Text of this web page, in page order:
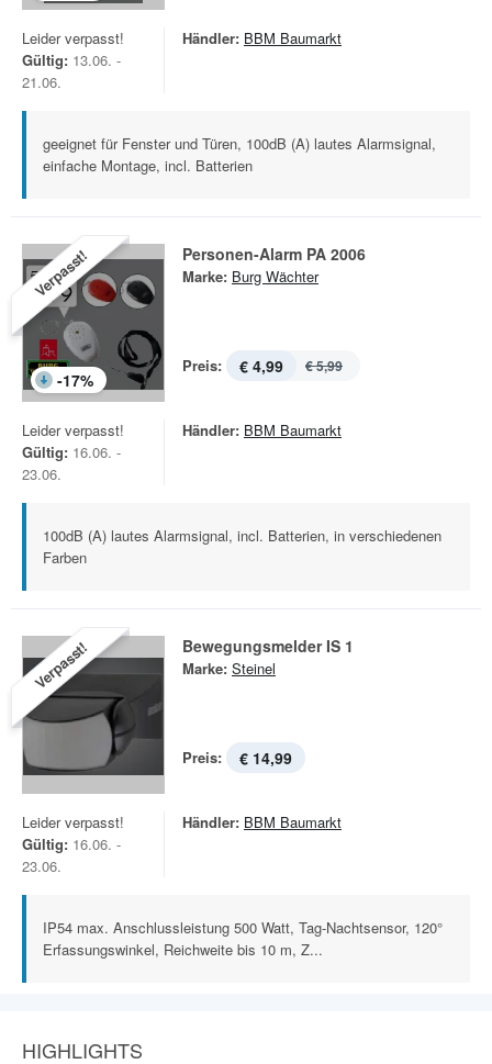
Leider verpasst!
Gültig: 13.06. -
21.06.
Händler: BBM Baumarkt
geeignet für Fenster und Türen, 100dB (A) lautes Alarmsignal,
einfache Montage, incl. Batterien
Verpasst!
-17%
Personen-Alarm PA 2006
Marke: Burg Wächter
Preis: € 4,99 € 5,99
Leider verpasst!
Gültig: 16.06. -
23.06.
Händler: BBM Baumarkt
100dB (A) lautes Alarmsignal, incl. Batterien, in verschiedenen
Farben
Verpasst! Bewegungsmelder IS 1
Marke: Steinel
Preis: € 14,99
Leider verpasst!
Gültig: 16.06. -
23.06.
Händler: BBM Baumarkt
IP54 max. Anschlussleistung 500 Watt, Tag-Nachtsensor, 120°
Erfassungswinkel, Reichweite bis 10 m, Z...
HIGHLIGHTS